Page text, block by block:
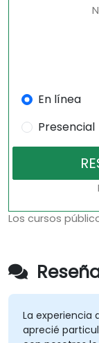
En línea
Presencial
Los cursos
La experiencia
aprecié